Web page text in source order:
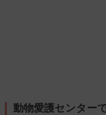
動物愛護センター